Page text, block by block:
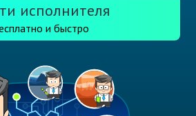
исполнителя
и быстро